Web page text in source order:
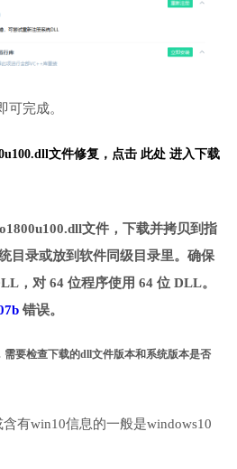
可完成。
文件修复， 点击 此处 进入下载
文件，下载并拷贝到指
目录或放到软件同级目录里。确保
，对 64 位程序使用 64 位 DLL。
错误。
需要检查下载的dll文件版本和系统版本是否
有win10信息的一般是windows10